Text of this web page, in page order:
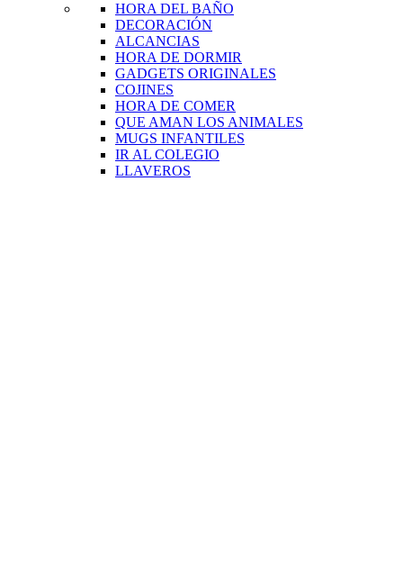
HORA DEL BAÑO
DECORACIÓN
ALCANCIAS
HORA DE DORMIR
GADGETS ORIGINALES
COJINES
HORA DE COMER
QUE AMAN LOS ANIMALES
MUGS INFANTILES
IR AL COLEGIO
LLAVEROS